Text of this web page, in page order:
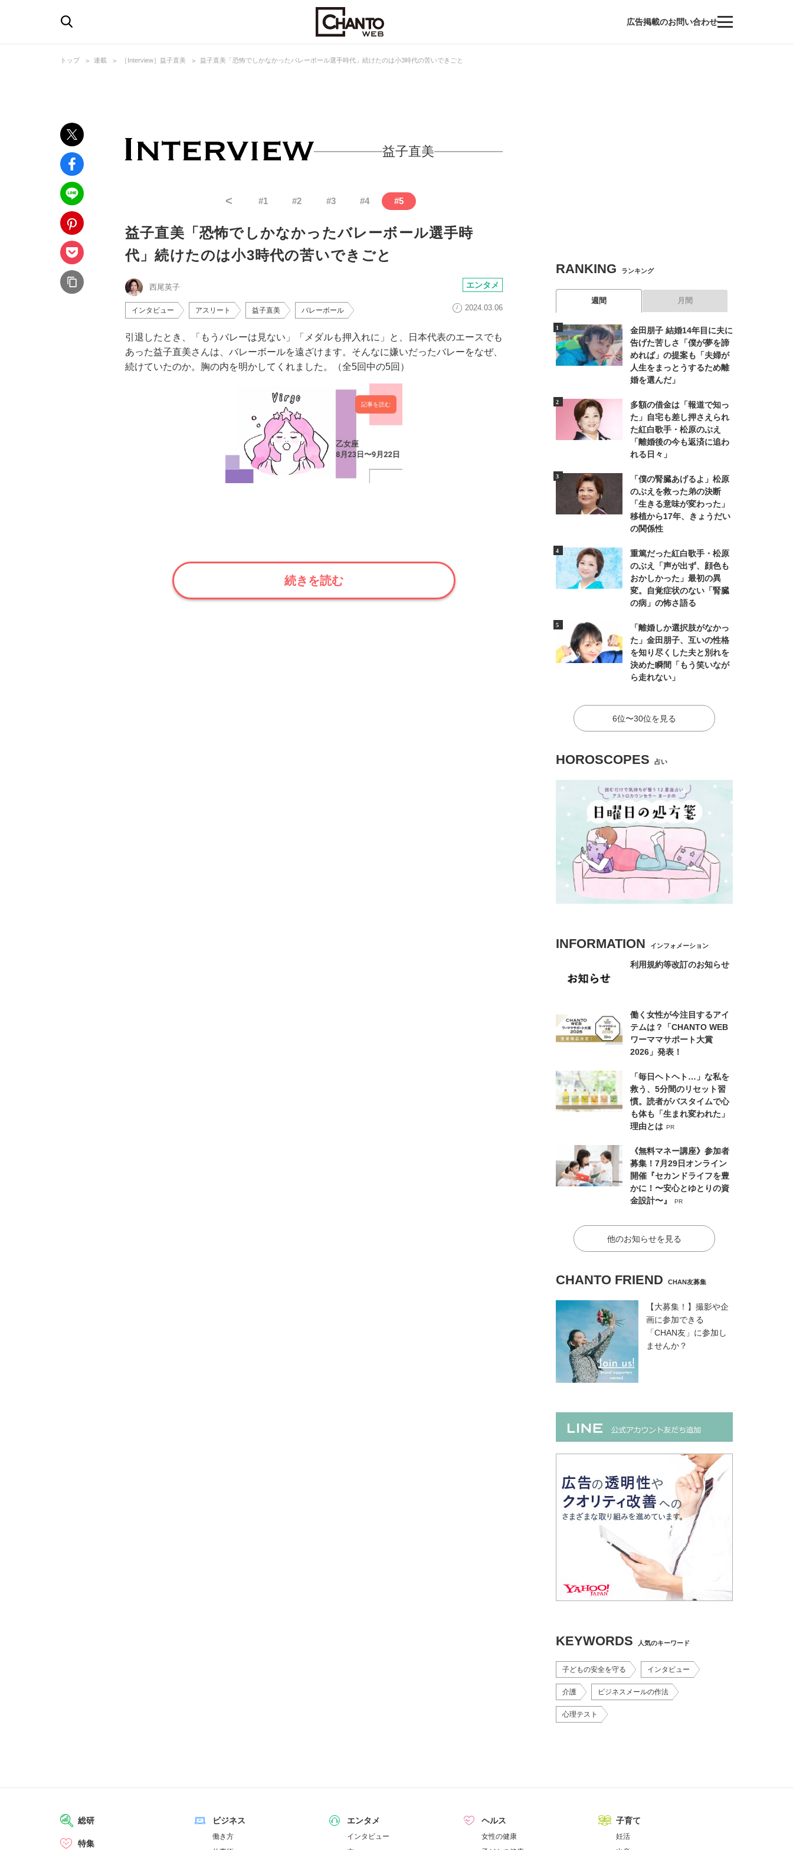
広告掲載のお問い合わせ
トップ 連載 ［Interview］益子直美 益子直美「恐怖でしかなかったバレーボール選手時代」続けたのは小3時代の苦いできごと
益子直美
< #1 #2 #3 #4 #5
益子直美「恐怖でしかなかったバレーボール選手時
代」続けたのは小3時代の苦いできごと
西尾英子 エンタメ
インタビュー アスリート 益子直美 バレーボール 2024.03.06
引退したとき、「もうバレーは見ない」「メダルも押入れに」と、日本代表のエースでも
あった益子直美さんは、バレーボールを遠ざけます。そんなに嫌いだったバレーをなぜ、
続けていたのか。胸の内を明かしてくれました。（全5回中の5回）
記事を読む
続きを読む
RANKING ランキング
週間 月間
金田朋子 結婚14年目に夫に
告げた苦しさ「僕が夢を諦
めれば」の提案も「夫婦が
人生をまっとうするため離
婚を選んだ」
多額の借金は「報道で知っ
た」自宅も差し押さえられ
た紅白歌手・松原のぶえ
「離婚後の今も返済に追わ
れる日々」
「僕の腎臓あげるよ」松原
のぶえを救った弟の決断
「生きる意味が変わった」
移植から17年、きょうだい
の関係性
重篤だった紅白歌手・松原
のぶえ「声が出ず、顔色も
おかしかった」最初の異
変。自覚症状のない「腎臓
の病」の怖さ語る
「離婚しか選択肢がなかっ
た」金田朋子、互いの性格
を知り尽くした夫と別れを
決めた瞬間「もう笑いなが
ら走れない」
6位〜30位を見る
HOROSCOPES 占い
INFORMATION インフォメーション
利用規約等改訂のお知らせ
働く女性が今注目するアイ
テムは？「CHANTO WEB
ワーママサポート大賞
2026」発表！
「毎日ヘトヘト…」な私を
救う、5分間のリセット習
慣。読者がバスタイムで心
も体も「生まれ変われた」
理由とは PR
《無料マネー講座》参加者
募集！7月29日オンライン
開催『セカンドライフを豊
かに！〜安心とゆとりの資
金設計〜』
PR
他のお知らせを見る
CHANTO FRIEND CHAN友募集
【大募集！】撮影や企
画に参加できる
「CHAN友」に参加し
ませんか？
KEYWORDS 人気のキーワード
子どもの安全を守る インタビュー
介護 ビジネスメールの作法
心理テスト
総研
特集
ビジネス
働き方
エンタメ
インタビュー
ヘルス
女性の健康
子育て
妊活